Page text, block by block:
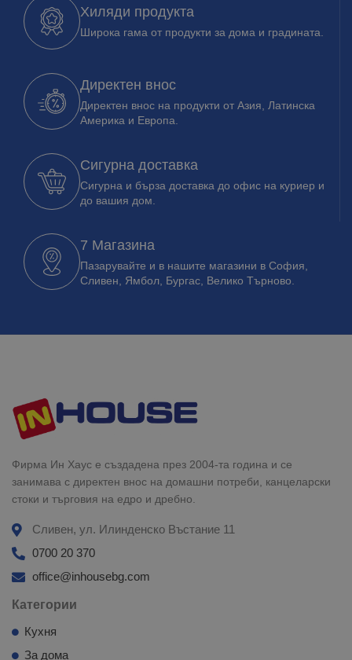
Хиляди продукта
Широка гама от продукти за дома и градината.
Директен внос
Директен внос на продукти от Азия, Латинска
Америка и Европа.
Сигурна доставка
Сигурна и бърза доставка до офис на куриер и
до вашия дом.
7 Магазина
Пазарувайте и в нашите магазини в София,
Сливен, Ямбол, Бургас, Велико Търново.
Фирма Ин Хаус е създадена през 2004-та година и се
занимава с директен внос на домашни потреби, канцеларски
стоки и търговия на едро и дребно.
Сливен, ул. Илинденско Въстание 11
0700 20 370
office@inhousebg.com
Категории
Кухня
За дома